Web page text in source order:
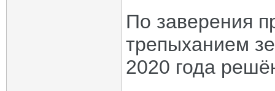
По заверения
трепыханием
2020 года